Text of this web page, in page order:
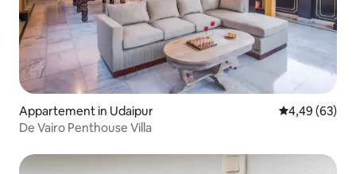
Appartement in Udaipur Gemiddelde
4,49 (63)
De Vairo Penthouse Villa